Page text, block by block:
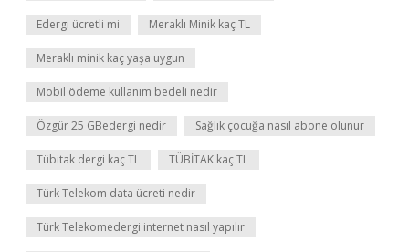
Edergi ücretli mi Meraklı Minik kaç TL
Meraklı minik kaç yaşa uygun
Mobil ödeme kullanım bedeli nedir
Özgür 25 GBedergi nedir Sağlık çocuğa nasıl abone olunur
Tübitak dergi kaç TL TÜBİTAK kaç TL
Türk Telekom data ücreti nedir
Türk Telekomedergi internet nasıl yapılır